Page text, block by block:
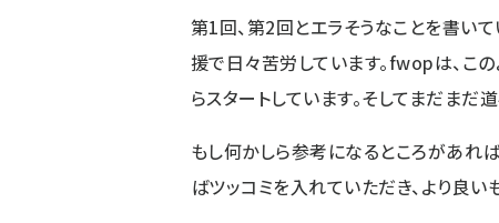
第1回、第2回とエラそうなことを書い
援で日々苦労しています。fwopは、こ
らスタートしています。そしてまだまだ
もし何かしら参考になるところがあれ
ばツッコミを入れていただき、より良い